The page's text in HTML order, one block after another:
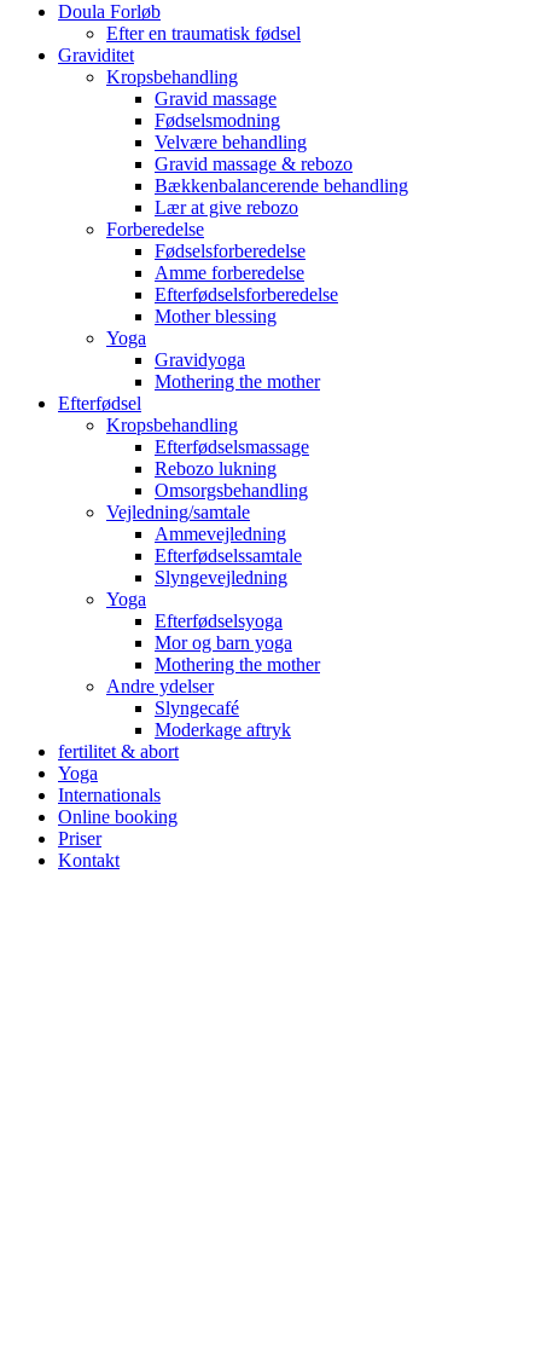
Doula Forløb
Efter en traumatisk fødsel
Graviditet
Kropsbehandling
Gravid massage
Fødselsmodning
Velvære behandling
Gravid massage & rebozo
Bækkenbalancerende behandling
Lær at give rebozo
Forberedelse
Fødselsforberedelse
Amme forberedelse
Efterfødselsforberedelse
Mother blessing
Yoga
Gravidyoga
Mothering the mother
Efterfødsel
Kropsbehandling
Efterfødselsmassage
Rebozo lukning
Omsorgsbehandling
Vejledning/samtale
Ammevejledning
Efterfødselssamtale
Slyngevejledning
Yoga
Efterfødselsyoga
Mor og barn yoga
Mothering the mother
Andre ydelser
Slyngecafé
Moderkage aftryk
fertilitet & abort
Yoga
Internationals
Online booking
Priser
Kontakt